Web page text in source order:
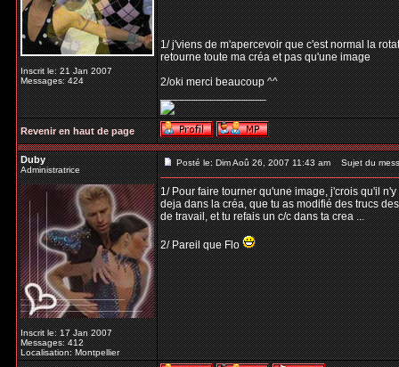
Inscrit le: 21 Jan 2007
Messages: 424
1/ j'viens de m'apercevoir que c'est normal la
retourne toute ma créa et pas qu'une image
2/oki merci beaucoup ^^
_________________
Revenir en haut de page
Duby
Administratrice
Inscrit le: 17 Jan 2007
Messages: 412
Localisation: Montpellier
Posté le: Dim Aoû 26, 2007 11:43 am Sujet du
1/ Pour faire tourner qu'une image, j'crois qu'il
deja dans la créa, que tu as modifié des trucs
de travail, et tu refais un c/c dans ta crea ...
2/ Pareil que Flo